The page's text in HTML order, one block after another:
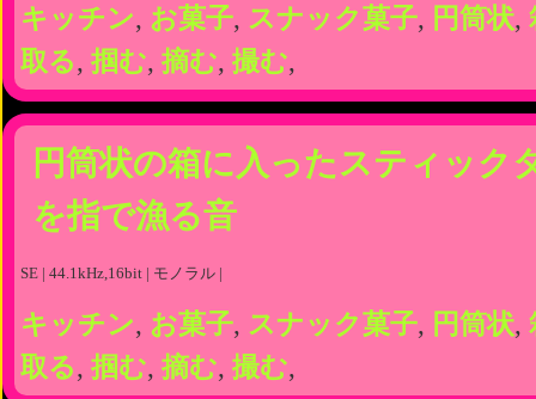
キッチン, お菓子, スナック菓子, 円筒状,
取る, 掴む, 摘む, 撮む,
円筒状の箱に入ったスティック
を指で漁る音
SE | 44.1kHz,16bit | モノラル |
キッチン, お菓子, スナック菓子, 円筒状,
取る, 掴む, 摘む, 撮む,